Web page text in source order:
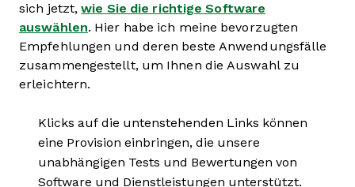
sich jetzt,wie Sie die richtige Software
auswählen. Hier habe ich meine bevorzugten
Empfehlungen und deren beste Anwendungsfälle
zusammengestellt, um Ihnen die Auswahl zu
erleichtern.
Klicks auf die untenstehenden Links können
eine Provision einbringen, die unsere
unabhängigen Tests und Bewertungen von
Software und Dienstleistungen unterstützt.